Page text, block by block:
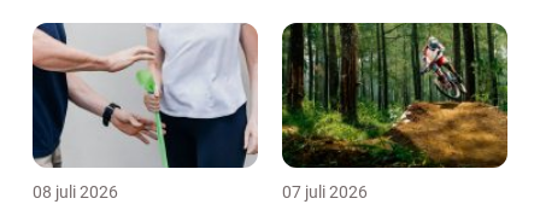
08 juli 2026 07 juli 2026